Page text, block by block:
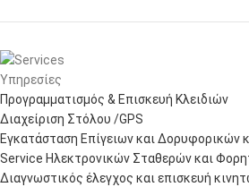
Υπηρεσίες
Προγραμματισμός & Επισκευή Κλειδιών
Διαχείριση Στόλου /GPS
Εγκατάσταση Επίγειων και Δορυφορικών
Service Ηλεκτρονικών Σταθερών και
Διαγνωστικός έλεγχος και επισκευή